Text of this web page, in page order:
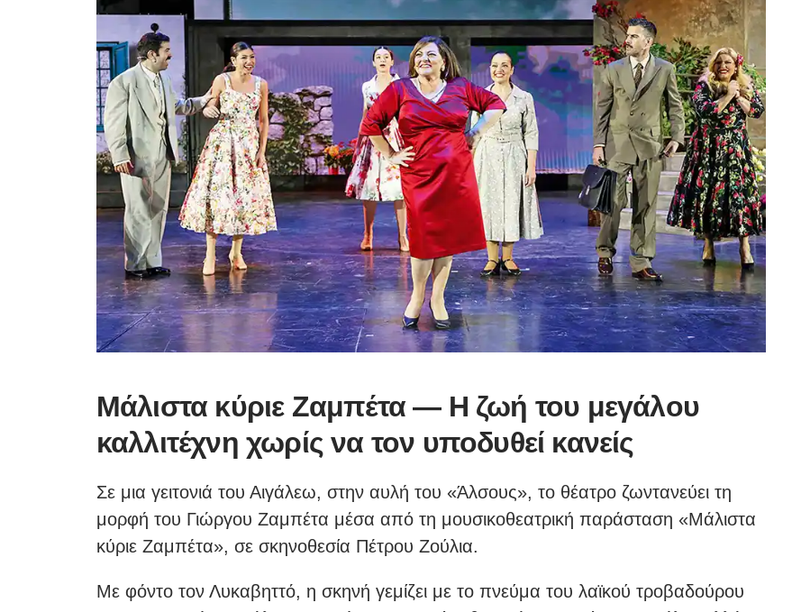
Μάλιστα κύριε Ζαμπέτα — Η ζωή του μεγάλου
καλλιτέχνη χωρίς να τον υποδυθεί κανείς
Σε μια γειτονιά του Αιγάλεω, στην αυλή του «Άλσους», το θέατρο ζωντανεύει τη
μορφή του Γιώργου Ζαμπέτα μέσα από τη μουσικοθεατρική παράσταση «Μάλιστα
κύριε Ζαμπέτα», σε σκηνοθεσία Πέτρου Ζούλια.
Με φόντο τον Λυκαβηττό, η σκηνή γεμίζει με το πνεύμα του λαϊκού τροβαδούρου